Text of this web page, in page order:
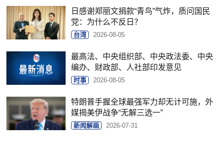
日感谢郑丽文捐款“青鸟”气炸，质问国民
党：为什么不反日？
台湾 2026-08-05
最高法、中央组织部、中央政法委、中央
编办、财政部、人社部印发意见
时事 2026-08-05
特朗普手握全球最强军力却无计可施，外
媒揭美伊战争“无解三选一”
新闻解画 2026-07-31